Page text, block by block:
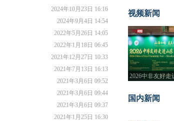
2024年10月23日 16:16
2024年9月4日 14:54
2022年5月26日 14:05
2022年1月18日 06:45
2021年12月27日 10:33
2021年7月13日 16:13
2021年3月6日 09:52
2021年3月6日 09:44
2021年3月6日 09:37
2021年1月25日 16:30
视频新闻
2026中非友好
国内新闻